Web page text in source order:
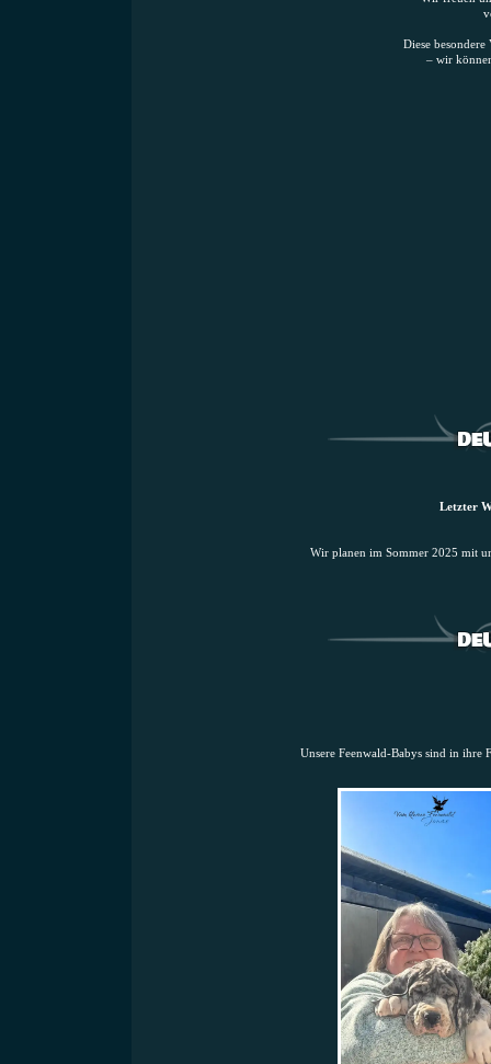
Diese
– wir
Letzter
Wir planen im Sommer 2025 mit
Unsere Feenwald-Babys sind in